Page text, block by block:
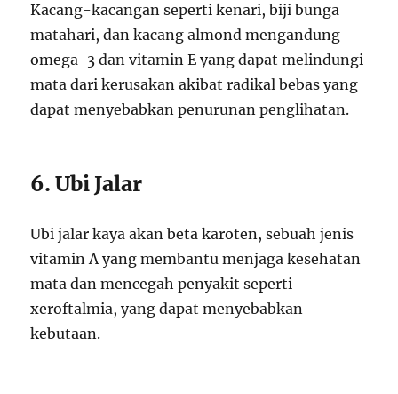
Kacang-kacangan seperti kenari, biji bunga
matahari, dan kacang almond mengandung
omega-3 dan vitamin E yang dapat melindungi
mata dari kerusakan akibat radikal bebas yang
dapat menyebabkan penurunan penglihatan.
6. Ubi Jalar
Ubi jalar kaya akan beta karoten, sebuah jenis
vitamin A yang membantu menjaga kesehatan
mata dan mencegah penyakit seperti
xeroftalmia, yang dapat menyebabkan
kebutaan.